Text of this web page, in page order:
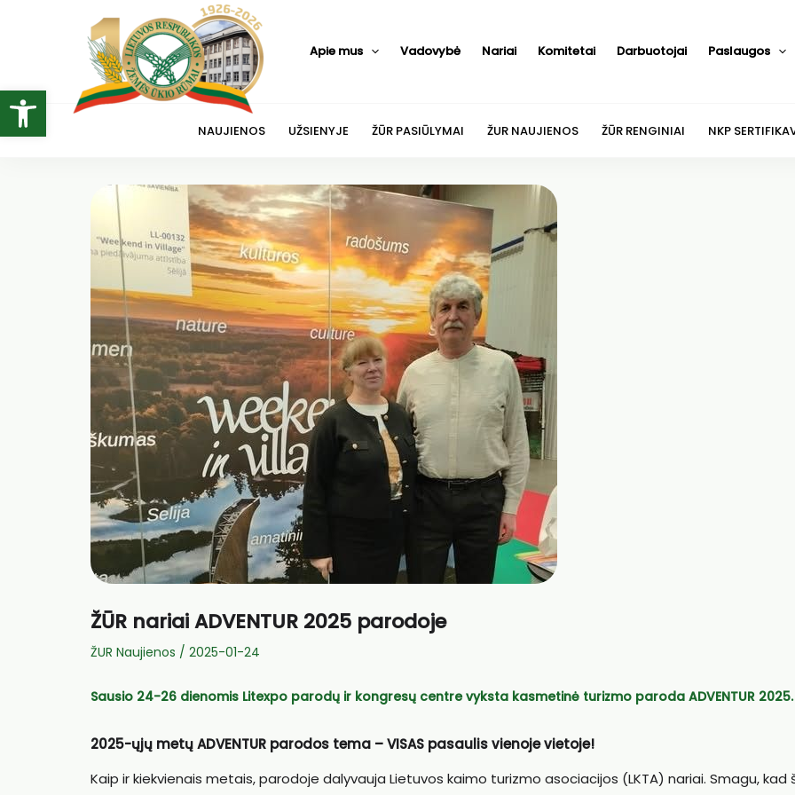
Open toolbar
Apie mus Vadovybė Nariai Komitetai Darbuotojai Paslaugos
NAUJIENOS UŽSIENYJE ŽŪR PASIŪLYMAI ŽUR NAUJIENOS ŽŪR RENGINIAI NKP
ŽŪR nariai ADVENTUR 2025 parodoje
ŽUR Naujienos / 2025-01-24
Sausio 24-26 dienomis Litexpo parodų ir kongresų centre vyksta kasmetinė turizmo paroda ADVENTUR 2025.
2025-ųjų metų ADVENTUR parodos tema – VISAS pasaulis vienoje vietoje!
Kaip ir kiekvienais metais, parodoje dalyvauja Lietuvos kaimo turizmo asociacijos (LKTA) nariai. Smagu, kad